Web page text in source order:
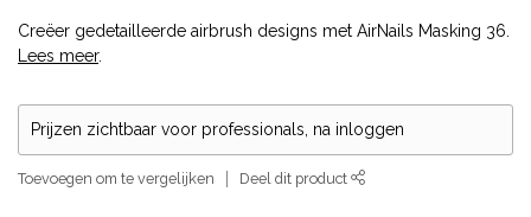
Creëer gedetailleerde airbrush designs met AirNails Masking 36.
Lees meer.
Prijzen zichtbaar voor professionals, na inloggen
Toevoegen om te vergelijken Deel dit product